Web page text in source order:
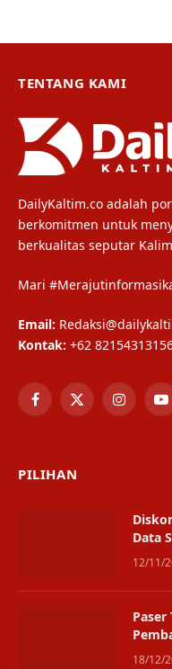
TENTANG KAMI
DailyKaltim.co adalah
berkomitmen untuk
berkualitas seputar
Mari
Email:
Kontak: +62
Facebook
X
PILIHAN
Data
12/11/
18/12/